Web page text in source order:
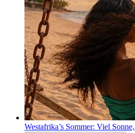
Westafrika’s Sommer: Viel